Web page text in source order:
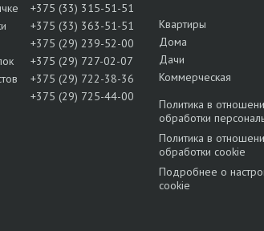
+375 (33) 315-51-51
+375 (33) 363-51-51
+375 (29) 239-52-00
+375 (29) 727-02-07
+375 (29) 722-38-36
+375 (29) 725-44-00
Квартиры
Дома
Дачи
Коммерческая
Политика в
обработки
Политика в
обработки cookie
Подробнее о
cookie